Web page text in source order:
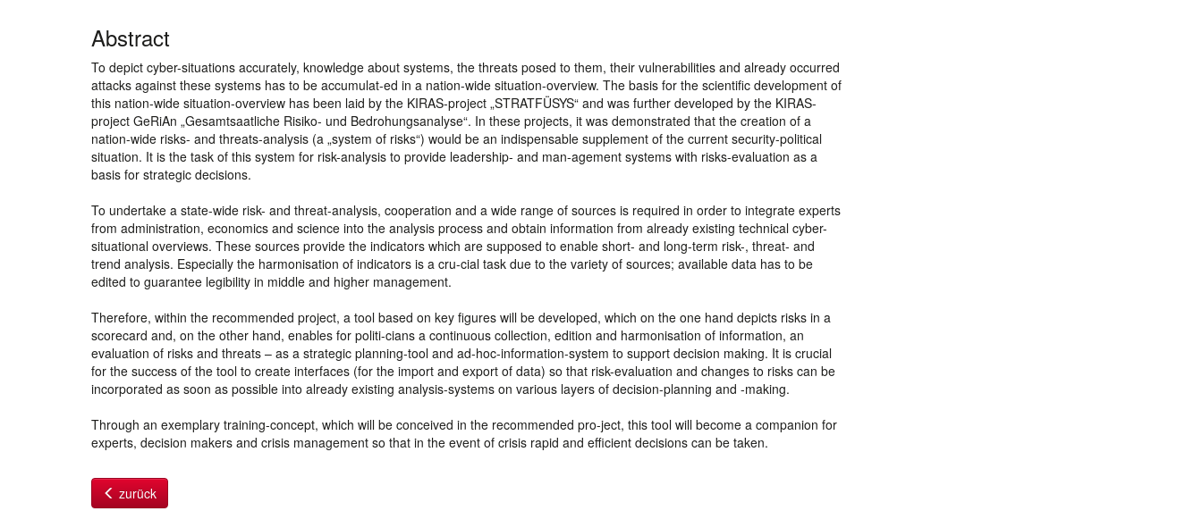
Abstract
To depict cyber-situations accurately, knowledge about systems, the threats posed to them, their vulnerabilities and already occurred
attacks against these systems has to be accumulat-ed in a nation-wide situation-overview. The basis for the scientific development of
this nation-wide situation-overview has been laid by the KIRAS-project „STRATFÜSYS“ and was further developed by the KIRAS-
project GeRiAn „Gesamtsaatliche Risiko- und Bedrohungsanalyse“. In these projects, it was demonstrated that the creation of a
nation-wide risks- and threats-analysis (a „system of risks“) would be an indispensable supplement of the current security-political
situation. It is the task of this system for risk-analysis to provide leadership- and man-agement systems with risks-evaluation as a
basis for strategic decisions.
To undertake a state-wide risk- and threat-analysis, cooperation and a wide range of sources is required in order to integrate experts
from administration, economics and science into the analysis process and obtain information from already existing technical cyber-
situational overviews. These sources provide the indicators which are supposed to enable short- and long-term risk-, threat- and
trend analysis. Especially the harmonisation of indicators is a cru-cial task due to the variety of sources; available data has to be
edited to guarantee legibility in middle and higher management.
Therefore, within the recommended project, a tool based on key figures will be developed, which on the one hand depicts risks in a
scorecard and, on the other hand, enables for politi-cians a continuous collection, edition and harmonisation of information, an
evaluation of risks and threats – as a strategic planning-tool and ad-hoc-information-system to support decision making. It is crucial
for the success of the tool to create interfaces (for the import and export of data) so that risk-evaluation and changes to risks can be
incorporated as soon as possible into already existing analysis-systems on various layers of decision-planning and -making.
Through an exemplary training-concept, which will be conceived in the recommended pro-ject, this tool will become a companion for
experts, decision makers and crisis management so that in the event of crisis rapid and efficient decisions can be taken.
zurück